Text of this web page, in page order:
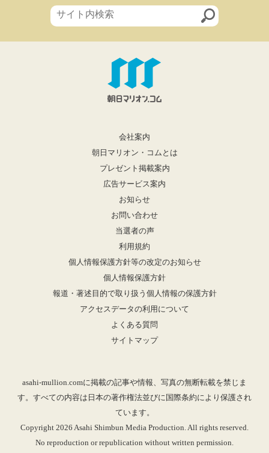
会社案内
朝日マリオン・コムとは
プレゼント掲載案内
広告サービス案内
お知らせ
お問い合わせ
当選者の声
利用規約
個人情報保護方針等の改定のお知らせ
個人情報保護方針
報道・著述目的で取り扱う個人情報の保護方針
アクセスデータの利用について
よくある質問
サイトマップ
asahi-mullion.comに掲載の記事や情報、写真の無断転載を禁じま
す。すべての内容は日本の著作権法並びに国際条約により保護され
ています。
Copyright 2026 Asahi Shimbun Media Production. All rights reserved.
No reproduction or republication without written permission.